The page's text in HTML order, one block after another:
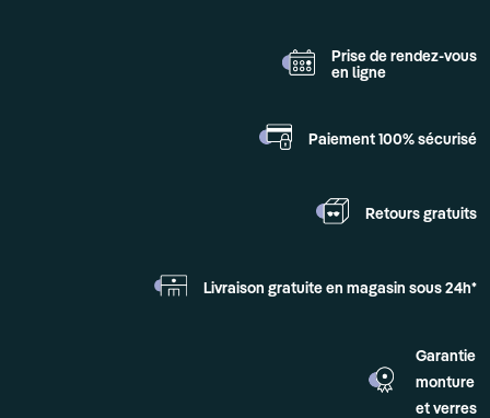
Prise de rendez-vous
en ligne
Paiement 100% sécurisé
Retours gratuits
Livraison gratuite en magasin sous 24h*
Garantie
monture
et verres